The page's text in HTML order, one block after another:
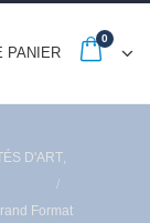
PANIER
0
D'ART
Format